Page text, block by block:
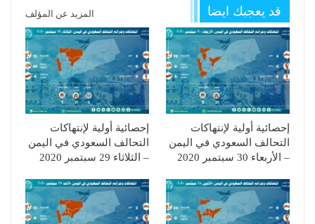
قد يعجبك ايضا المزيد عن المؤلف
إحصائية أولية لإنتهاكات
التحالف السعودي في اليمن
– الأربعاء 30 سبتمبر 2020
إحصائية أولية لإنتهاكات
التحالف السعودي في اليمن
– الثلاثاء 29 سبتمبر 2020